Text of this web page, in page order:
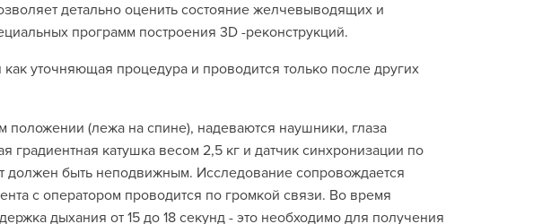
детально оценить состояние желчевыводящих и
программ построения 3D -реконструкций.
уточняющая процедура и проводится только после других
положении (лежа на спине), надеваются наушники, глаза
градиентная катушка весом 2,5 кг и датчик синхронизации по
быть неподвижным. Исследование сопровождается
с оператором проводится по громкой связи. Во время
дыхания от 15 до 18 секунд - это необходимо для получения